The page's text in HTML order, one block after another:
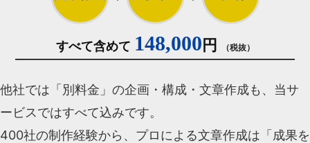
すべて含めて 148,000 円 （税抜）
他社では「別料金」の企画・構成・文章作成も、当サ
ービスではすべて込みです。
400社の制作経験から、プロによる文章作成は「成果を